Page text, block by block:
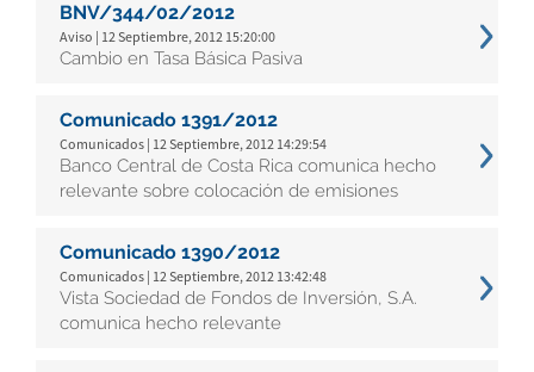
BNV/344/02/2012
Aviso | 12 Septiembre, 2012 15:20:00
Cambio en Tasa Básica Pasiva
Comunicado 1391/2012
Comunicados | 12 Septiembre, 2012 14:29:54
Banco Central de Costa Rica comunica hecho
relevante sobre colocación de emisiones
Comunicado 1390/2012
Comunicados | 12 Septiembre, 2012 13:42:48
Vista Sociedad de Fondos de Inversión, S.A.
comunica hecho relevante